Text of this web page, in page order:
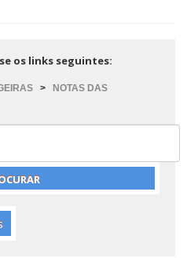
os links seguintes:
>
NOTAS DAS